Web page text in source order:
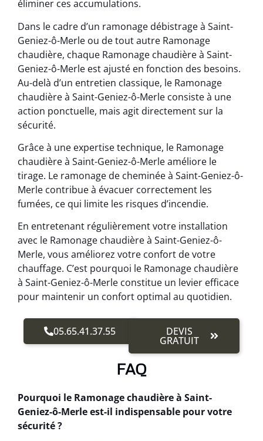
éliminer ces accumulations.
Dans le cadre d’un ramonage débistrage à Saint-
Geniez-ô-Merle ou de tout autre Ramonage
chaudière, chaque Ramonage chaudière à Saint-
Geniez-ô-Merle est ajusté en fonction des besoins.
Au-delà d’un entretien classique, le Ramonage
chaudière à Saint-Geniez-ô-Merle consiste à une
action ponctuelle, mais agit directement sur la
sécurité.
Grâce à une expertise technique, le Ramonage
chaudière à Saint-Geniez-ô-Merle améliore le
tirage. Le ramonage de cheminée à Saint-Geniez-ô-
Merle contribue à évacuer correctement les
fumées, ce qui limite les risques d’incendie.
En entretenant régulièrement votre installation
avec le Ramonage chaudière à Saint-Geniez-ô-
Merle, vous améliorez votre confort de votre
chauffage. C’est pourquoi le Ramonage chaudière
à Saint-Geniez-ô-Merle constitue un levier efficace
pour maintenir un confort optimal au quotidien.
05.65.41.37.55 DEVIS
GRATUIT
FAQ
Pourquoi le Ramonage chaudière à Saint-
Geniez-ô-Merle est-il indispensable pour votre
sécurité ?